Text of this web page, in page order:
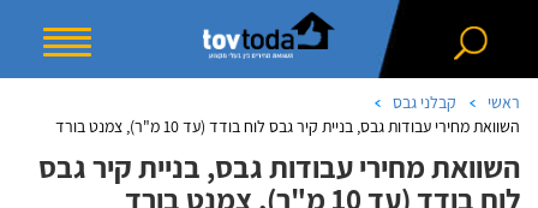
ראשי
קבלני גבס
השוואת מחירי עבודות גבס, בניית קיר גבס לוח בודד (עד 10 מ"ר), צמנט בורד
השוואת מחירי עבודות גבס, בניית קיר גבס
לוח בודד (עד 10 מ"ר), צמנט בורד